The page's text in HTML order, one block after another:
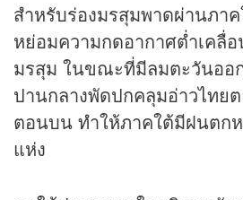
สำหรับร่องมรสุมพาดผ่านภา
หย่อมความกดอากาศต่ำเคลื่
มรสุม ในขณะที่มีลมตะวันออ
ปานกลางพัดปกคลุมอ่าวไทย
ตอนบน ทำให้ภาคใต้มีฝนตก
แห่ง